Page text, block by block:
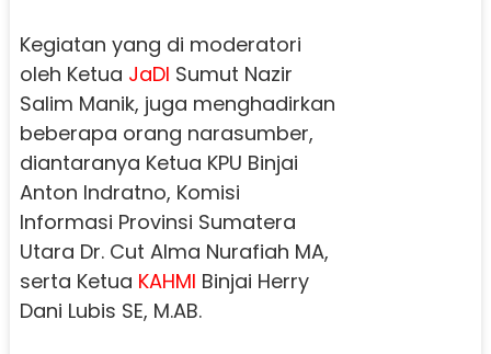
Kegiatan yang di moderatori
oleh Ketua JaDI Sumut Nazir
Salim Manik, juga menghadirkan
beberapa orang narasumber,
diantaranya Ketua KPU Binjai
Anton Indratno, Komisi
Informasi Provinsi Sumatera
Utara Dr. Cut Alma Nurafiah MA,
serta Ketua KAHMI Binjai Herry
Dani Lubis SE, M.AB.